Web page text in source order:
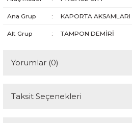
Ana Grup : KAPORTA AKSAMLARI
Alt Grup : TAMPON DEMİRİ
Yorumlar (0)
Bu ürüne ilk yorumu
Taksit Seçenekleri